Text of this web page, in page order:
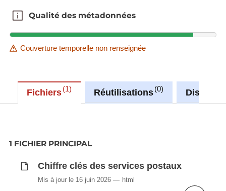
Qualité des métadonnées
Qualité des métadonnées
Couverture temporelle non renseignée
Fichiers 1 Réutilisations 0
1 FICHIER PRINCIPAL
Chiffre clés des services postaux
Mis à jour le 16 juin 2026 html